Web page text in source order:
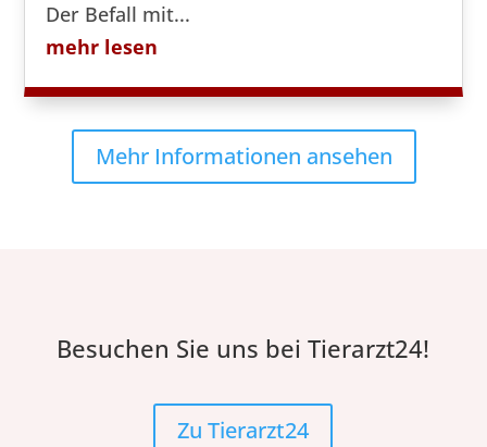
Der Befall mit...
mehr lesen
Mehr Informationen ansehen
Besuchen Sie uns bei Tierarzt24!
Zu Tierarzt24